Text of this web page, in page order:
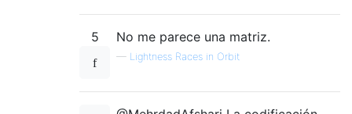
5 No me parece una matriz.
— Lightness Races in Orbit